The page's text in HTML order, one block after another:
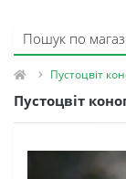
Пустоцвіт
Пустоцвіт